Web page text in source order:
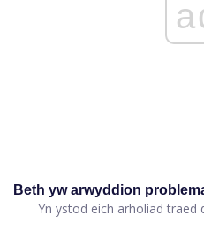
Beth yw arwyddion
Yn ystod eich arholiad traed